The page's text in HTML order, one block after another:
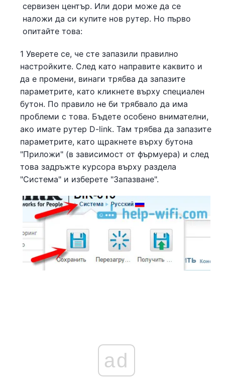
сервизен център. Или дори може да се
наложи да си купите нов рутер. Но първо
опитайте това:
1 Уверете се, че сте запазили правилно
настройките. След като направите каквито и
да е промени, винаги трябва да запазите
параметрите, като кликнете върху специален
бутон. По правило не би трябвало да има
проблеми с това. Бъдете особено внимателни,
ако имате рутер D-link. Там трябва да запазите
параметрите, като щракнете върху бутона
"Приложи" (в зависимост от фърмуера) и след
това задръжте курсора върху раздела
"Система" и изберете "Запазване".
ad